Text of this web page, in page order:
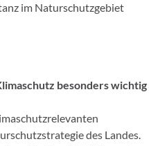
im Naturschutzgebiet
besonders wichtig
des Landes.